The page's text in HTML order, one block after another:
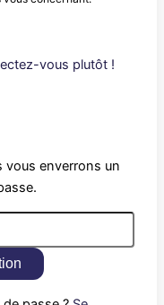
vous plutôt !
vous enverrons un